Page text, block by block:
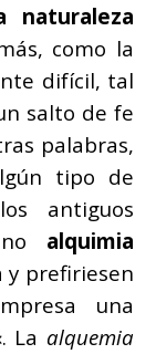
naturaleza
como la
difícil, tal
salto de fe
palabras,
tipo de
antiguos
alquimia
y prefiriesen
una
La alquemia